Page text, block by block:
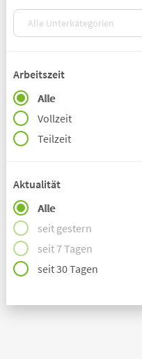
Arbeitszeit
Alle
Vollzeit
Teilzeit
Aktualität
Alle
seit gestern
seit 7 Tagen
seit 30 Tagen